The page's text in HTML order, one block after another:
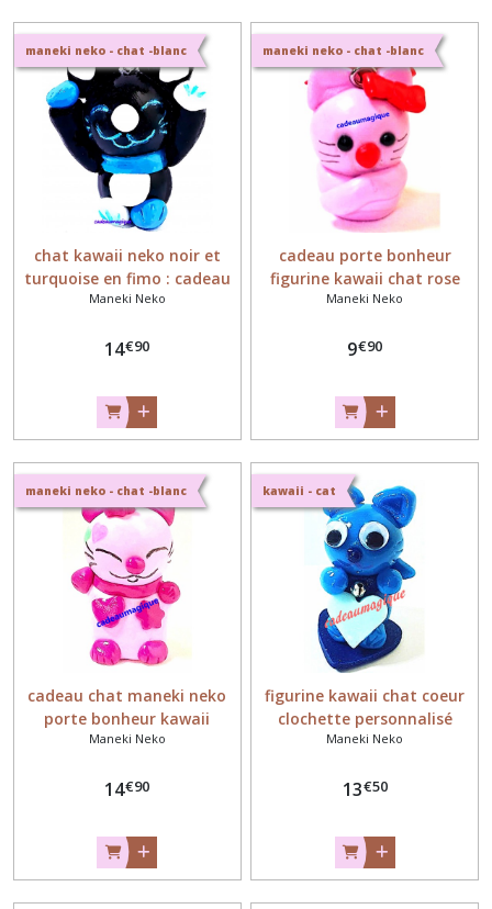
maneki neko - chat -blanc
chat kawaii neko noir et
turquoise en fimo : cadeau
porte bonheur
Maneki Neko
14€90
maneki neko - chat -blanc
cadeau porte bonheur
figurine kawaii chat rose
Maneki Neko
9€90
maneki neko - chat -blanc
cadeau chat maneki neko
porte bonheur kawaii
Maneki Neko
14€90
kawaii - cat
figurine kawaii chat coeur
clochette personnalisé
Maneki Neko
13€50
(11)
Figurine
Kawaii
Chibi
neko
(10)